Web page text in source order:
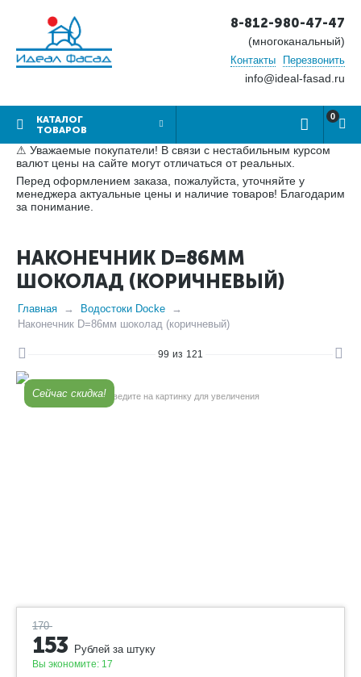
8-812-980-47-47
(многоканальный)
Контакты Перезвонить
info@ideal-fasad.ru
КАТАЛОГ
ТОВАРОВ
0
⚠ Уважаемые покупатели! В связи с нестабильным курсом
валют цены на сайте могут отличаться от реальных.
Перед оформлением заказа, пожалуйста, уточняйте у
менеджера актуальные цены и наличие товаров! Благодарим
за понимание.
НАКОНЕЧНИК D=86ММ
ШОКОЛАД (КОРИЧНЕВЫЙ)
Главная
Водостоки Docke
Наконечник D=86мм шоколад (коричневый)
99 из 121
Сейчас скидка!Наведите на картинку для увеличения
170
153 Рублей за штуку
Вы экономите: 17